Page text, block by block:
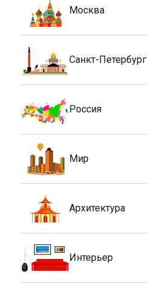
Москва
Санкт-Петербург
Россия
Мир
Архитектура
Интерьер